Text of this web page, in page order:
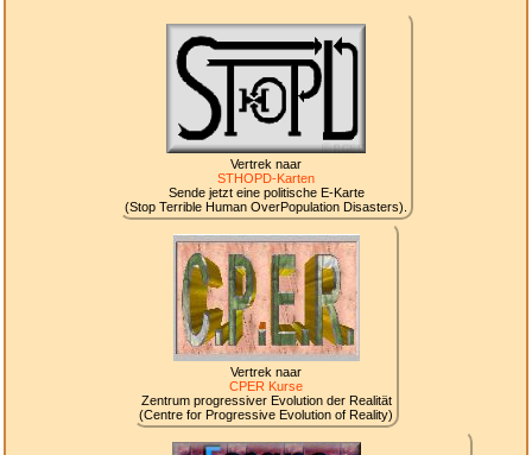
Vertrek naar
STHOPD-Karten
Sende jetzt eine politische E-Karte
(Stop Terrible Human OverPopulation Disasters).
Vertrek naar
CPER Kurse
Zentrum progressiver Evolution der Realität
(Centre for Progressive Evolution of Reality)